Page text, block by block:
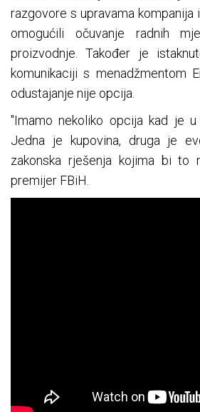
razgovore s upravama kompanija
omogućili očuvanje radnih
proizvodnje. Također je
komunikaciji s menadžmentom
odustajanje nije opcija.
"Imamo nekoliko opcija kad je
Jedna je kupovina, druga je
zakonska rješenja kojima bi to
premijer FBiH.